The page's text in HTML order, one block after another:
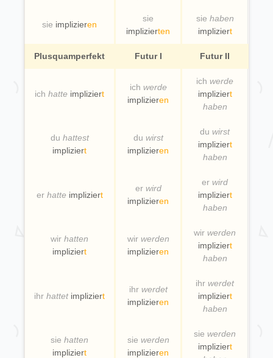
sie implizieren
sie
implizierten
sie haben
impliziert
Plusquamperfekt Futur I Futur II
ich hatte impliziert
ich werde
implizieren
ich werde
impliziert
haben
du hattest
impliziert
du wirst
implizieren
du wirst
impliziert
haben
er hatte impliziert
er wird
implizieren
er wird
impliziert
haben
wir hatten
impliziert
wir werden
implizieren
wir werden
impliziert
haben
ihr hattetimpliziert
ihr werdet
implizieren
ihr werdet
impliziert
haben
sie hatten
impliziert
sie werden
implizieren
sie werden
impliziert